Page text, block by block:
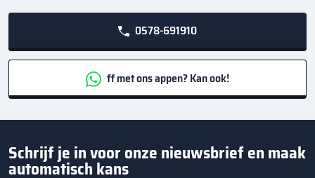
0578-691910
ff met ons appen? Kan ook!
Schrijf je in voor onze nieuwsbrief en maak
automatisch kans